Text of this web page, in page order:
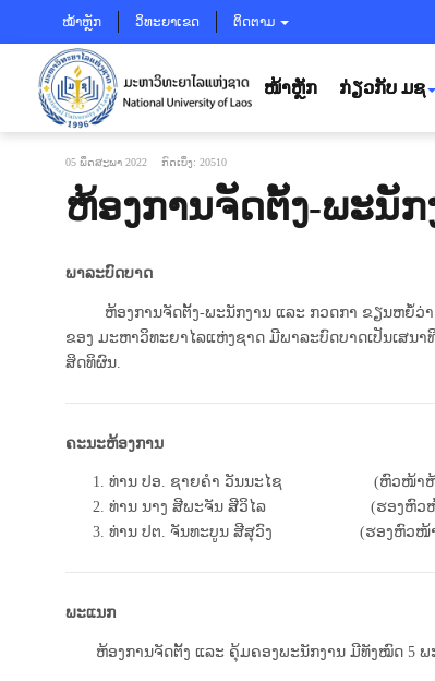
ໝ້າຫຼັກ ວິທະຍາເຂດ ຕິດຕາມ
ໜ້າຫຼັກ ກ່ຽວກັບ ມຊ
05 ພຶດສະພາ 2022 ກົດເບິ່ງ: 20510
ຫ້ອງການຈັດຕັ້ງ-ພະນັ
ພາລະບົດບາດ
ຫ້ອງການຈັດຕັ້ງ-ພະນັກງານ ແລະ ກວດກາ ຂຽນຫຍໍ້ວ່າ : “ຈ
ຂອງ ມະຫາວິທະຍາໄລແຫ່ງຊາດ ມີພາລະບົດບາດເປັນເສນ
ສິດທິຜົນ.
ຄະນະຫ້ອງການ
ທ່ານ ປອ. ຊາຍຄໍາ ວັນນະໄຊ
(ຫົວໜ້າຫ້
ທ່ານ ນາງ ສີພະຈັນ ສີວິໄລ (ຮອງຫົວໜ້າ
ທ່ານ ປຕ. ຈັນທະບູນ ສີສຸວົງ (ຮອງຫົວໜ້າ
ພະແນກ
ຫ້ອງການຈັດຕັ້ງ ແລະ ຄຸ້ມຄອງພະນັກງານ ມີທັງໝົດ 5 ພ